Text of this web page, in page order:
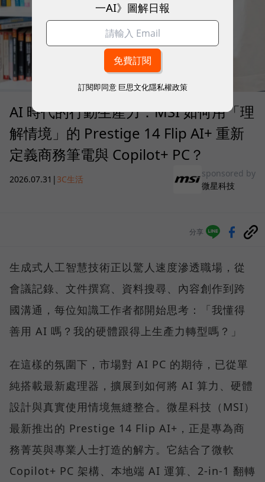
AI 時代的行動生產力：MSI 如何用「理
解情境」的 Prestige 14 Flip AI+ 重新
定義商務筆電與 Copilot+ PC？
2026.07.31 | 3C生活
sponsored by
微星科技
分享
生成式人工智慧技術正以驚人速度滲透職場，從
會議記錄、文件撰寫、資料搜尋、內容創作到跨
國溝通，每位知識工作者都開始思考：「我懂得
善用 AI 嗎？我的硬體跟得上生產力轉型嗎？」
在這樣的氛圍下，市場對 AI PC 的期待，已從單
純搭載最新處理器，擴展到如何將 AI 算力、硬體
設計與真實使用情境無縫整合。微星科技（MSI）
最新推出的 Prestige 14 Flip AI+，正是專為商
務菁英與專業人士打造的解方。它結合了微軟
Copilot+ PC 架構、本地端 AI 運算、2-in-1 翻轉
一AI》圖解日報
訂閱即同意 巨思文化隱私權政策